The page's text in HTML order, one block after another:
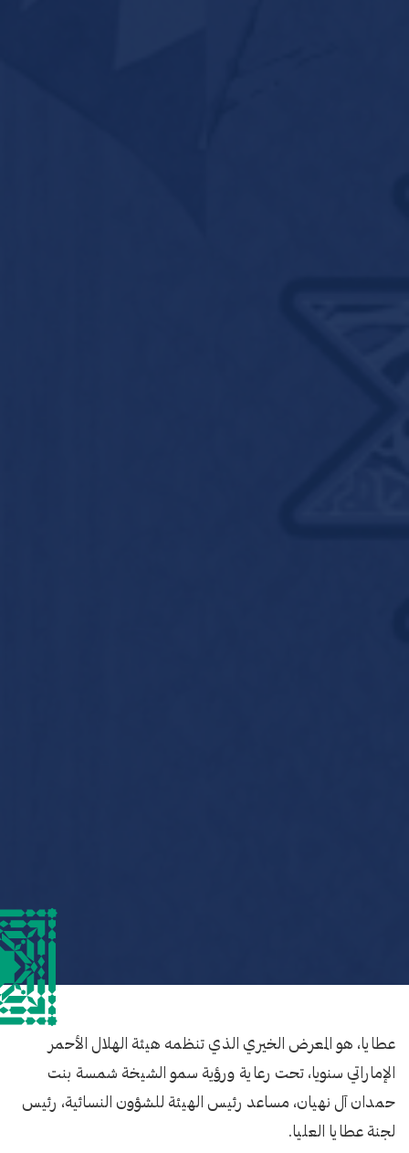
عطايا، هو المعرض الخيري الذي تنظمه هيئة الهلال الأحمر
الإماراتي سنويا، تحت رعاية ورؤية سمو الشيخة شمسة بنت
حمدان آل نهيان، مساعد رئيس الهيئة للشؤون النسائية، رئيس
لجنة عطايا العليا.